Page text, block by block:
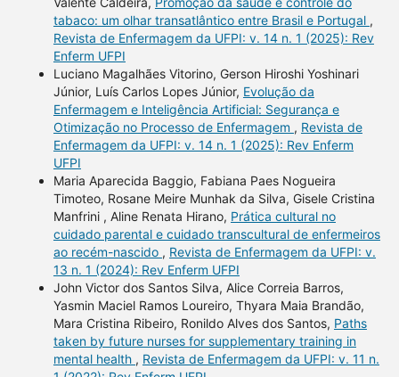
tabaco: um olhar transatlântico entre Brasil e Portugal ,
Revista de Enfermagem da UFPI: v. 14 n. 1 (2025): Rev
Enferm UFPI
Luciano Magalhães Vitorino, Gerson Hiroshi Yoshinari
Júnior, Luís Carlos Lopes Júnior, Evolução da
Enfermagem e Inteligência Artificial: Segurança e
Otimização no Processo de Enfermagem , Revista de
Enfermagem da UFPI: v. 14 n. 1 (2025): Rev Enferm
UFPI
Maria Aparecida Baggio, Fabiana Paes Nogueira
Timoteo, Rosane Meire Munhak da Silva, Gisele Cristina
Manfrini , Aline Renata Hirano, Prática cultural no
cuidado parental e cuidado transcultural de enfermeiros
ao recém-nascido , Revista de Enfermagem da UFPI: v.
13 n. 1 (2024): Rev Enferm UFPI
John Victor dos Santos Silva, Alice Correia Barros,
Yasmin Maciel Ramos Loureiro, Thyara Maia Brandão,
Mara Cristina Ribeiro, Ronildo Alves dos Santos, Paths
taken by future nurses for supplementary training in
mental health , Revista de Enfermagem da UFPI: v. 11 n.